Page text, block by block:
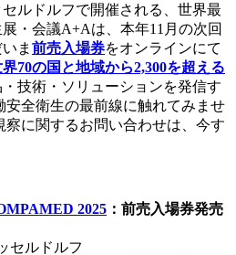
ルドルフで開催される、世界最
・会議A+Aは、本年11月の次回
ま 前売入場券をオンラインにて
70の国と地域から2,300を超える
技術・ソリューションを発信す
安全衛生の最前線に触れてみませ
察に関するお問い合わせは、今す
2025 ：前売入場券発売
セルドルフ